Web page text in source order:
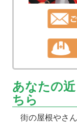
あなたの
ちら
街の屋根やさ